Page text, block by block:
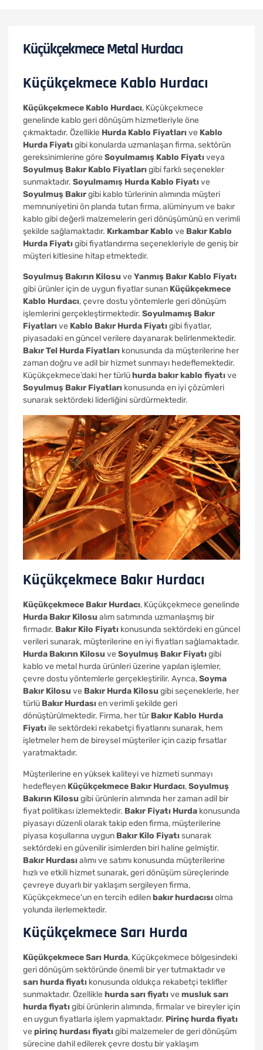
Küçükçekmece Metal Hurdacı
Küçükçekmece Kablo Hurdacı
Küçükçekmece Kablo Hurdacı, Küçükçekmece
genelinde kablo geri dönüşüm hizmetleriyle öne
çıkmaktadır. Özellikle Hurda Kablo Fiyatlarıve Kablo
Hurda Fiyatıgibi konularda uzmanlaşan firma, sektörün
gereksinimlerine göre Soyulmamış Kablo Fiyatıveya
Soyulmuş Bakır Kablo Fiyatlarıgibi farklı seçenekler
sunmaktadır. Soyulmamış Hurda Kablo Fiyatıve
Soyulmuş Bakırgibi kablo türlerinin alımında müşteri
memnuniyetini ön planda tutan firma, alüminyum ve bakır
kablo gibi değerli malzemelerin geri dönüşümünü en verimli
şekilde sağlamaktadır. Kırkambar Kablo ve Bakır Kablo
Hurda Fiyatıgibi fiyatlandırma seçenekleriyle de geniş bir
müşteri kitlesine hitap etmektedir.
Soyulmuş Bakırın Kilosuve Yanmış Bakır Kablo Fiyatı
gibi ürünler için de uygun fiyatlar sunan Küçükçekmece
Kablo Hurdacı, çevre dostu yöntemlerle geri dönüşüm
işlemlerini gerçekleştirmektedir. Soyulmamış Bakır
Fiyatlarıve Kablo Bakır Hurda Fiyatıgibi fiyatlar,
piyasadaki en güncel verilere dayanarak belirlenmektedir.
Bakır Tel Hurda Fiyatları konusunda da müşterilerine her
zaman doğru ve adil bir hizmet sunmayı hedeflemektedir.
Küçükçekmece’daki her türlühurda bakır kablo fiyatıve
Soyulmuş Bakır Fiyatları konusunda en iyi çözümleri
sunarak sektördeki liderliğini sürdürmektedir.
Küçükçekmece Bakır Hurdacı
Küçükçekmece Bakır Hurdacı, Küçükçekmece genelinde
Hurda Bakır Kilosualım satımında uzmanlaşmış bir
firmadır. Bakır Kilo Fiyatı konusunda sektördeki en güncel
verileri sunarak, müşterilerine en iyi fiyatları sağlamaktadır.
Hurda Bakırın Kilosuve Soyulmuş Bakır Fiyatıgibi
kablo ve metal hurda ürünleri üzerine yapılan işlemler,
çevre dostu yöntemlerle gerçekleştirilir. Ayrıca,Soyma
Bakır Kilosuve Bakır Hurda Kilosugibi seçeneklerle, her
türlü Bakır Hurdasıen verimli şekilde geri
dönüştürülmektedir. Firma, her tür Bakır Kablo Hurda
Fiyatı ile sektördeki rekabetçi fiyatlarını sunarak, hem
işletmeler hem de bireysel müşteriler için cazip fırsatlar
yaratmaktadır.
Müşterilerine en yüksek kaliteyi ve hizmeti sunmayı
hedefleyen Küçükçekmece Bakır Hurdacı,Soyulmuş
Bakırın Kilosugibi ürünlerin alımında her zaman adil bir
fiyat politikası izlemektedir. Bakır Fiyatı Hurda konusunda
piyasayı düzenli olarak takip eden firma, müşterilerine
piyasa koşullarına uygun Bakır Kilo Fiyatısunarak
sektördeki en güvenilir isimlerden biri haline gelmiştir.
Bakır Hurdasıalımı ve satımı konusunda müşterilerine
hızlı ve etkili hizmet sunarak, geri dönüşüm süreçlerinde
çevreye duyarlı bir yaklaşım sergileyen firma,
Küçükçekmece'un en tercih edilenbakır hurdacısıolma
yolunda ilerlemektedir.
Küçükçekmece Sarı Hurda
Küçükçekmece Sarı Hurda, Küçükçekmece bölgesindeki
geri dönüşüm sektöründe önemli bir yer tutmaktadır ve
sarı hurda fiyatı konusunda oldukça rekabetçi teklifler
sunmaktadır. Özellikle hurda sarı fiyatıve musluk sarı
hurda fiyatıgibi ürünlerin alımında, firmalar ve bireyler için
en uygun fiyatlarla işlem yapmaktadır. Pirinç hurda fiyatı
ve pirinç hurdası fiyatıgibi malzemeler de geri dönüşüm
sürecine dahil edilerek çevre dostu bir yaklaşım